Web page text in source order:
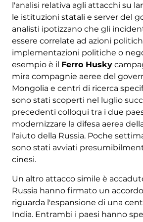
l'analisi relativa agli attacchi su
le istituzioni statali e server del
analisti ipotizzano che gli
essere correlate ad azioni
implementazioni politiche o
esempio è il Ferro Husky
mira compagnie aeree del
Mongolia e centri di ricerca
sono stati scoperti nel luglio
precedenti colloqui tra i due
modernizzare la difesa aerea
l'aiuto della Russia. Poche
sono stati avviati
cinesi.
Un altro attacco simile è
Russia hanno firmato un
riguarda l'espansione di una
India. Entrambi i paesi hanno